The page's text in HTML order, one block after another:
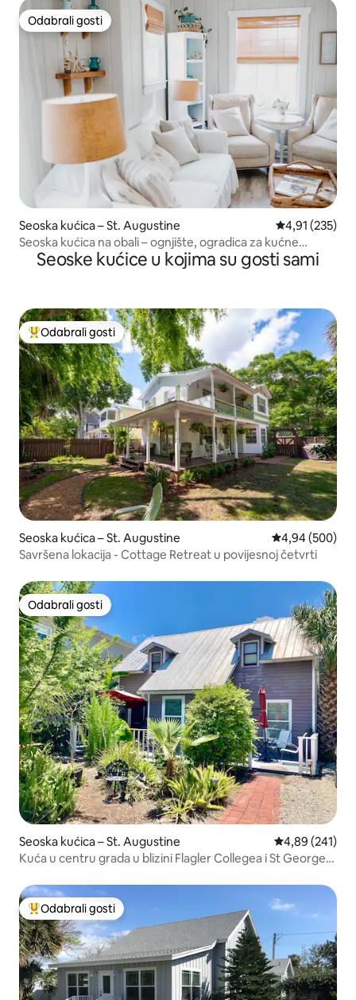
Odabrali gosti
Odabrali gosti
Seoska kućica – St. Augustine Prosječna
4,91 (235)
Seoska kućica na obali – ognjište, ogradica za kućne
ljubimce, kajaci, bicikli
Seoske kućice u kojima su gosti sami
Među najviše rangiranima s oznakom „Odabrali gosti”
Odabrali gosti
Seoska kućica – St. Augustine Prosječna
4,94 (500)
Savršena lokacija - Cottage Retreat u povijesnoj četvrti
Odabrali gosti
Odabrali gosti
Seoska kućica – St. Augustine Prosječna
4,89 (241)
Kuća u centru grada u blizini Flagler Collegea i St George
Među najviše rangiranima s oznakom „Odabrali gosti”
Odabrali gosti